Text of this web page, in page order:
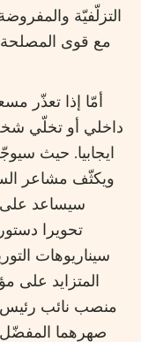
التزلّفيّة
مع قوى المصلحة
أمّا إذا تعذّر
داخلي أو تخلّي
ايجابيا. حيث
ويكثّف مشاعر
سيساعد على
تحويرا
سيناريوهات
المتزايد على
منصب نائب رئيس
صهرهما